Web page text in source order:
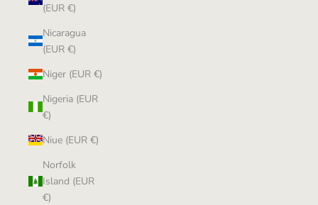
(EUR €)
Nicaragua
(EUR €)
Niger (EUR €)
Nigeria (EUR
€)
Niue (EUR €)
Norfolk
Island (EUR
€)